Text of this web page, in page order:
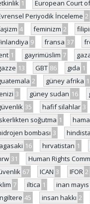
1 European Court
Periyodik İnceleme 2
4 feminizm 2
9 fransa 37
1 gayrimüslim 7
13 GBT 86 gıda 1
2 güney afrika 1
3 güney sudan 16
35 hafif silahlar 3
soğutma 1
bombası 3
16 hırvatistan 1
31 Human Rights
67 ICAN 3 IFOR 2
7 iltica 1 inan
45 insan hakkı 2